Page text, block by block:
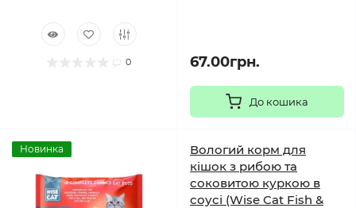
0 67.00грн.
До кошика
Новинка
Вологий корм для
кішок з рибою та
соковитою куркою в
соусі (Wise Cat Fish &